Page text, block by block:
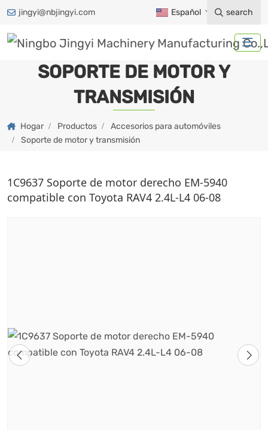
jingyi@nbjingyi.com Español search
SOPORTE DE MOTOR Y
TRANSMISIÓN
Hogar Productos
Accesorios para automóviles
Soporte de motor y transmisión
1C9637 Soporte de motor derecho EM-5940
compatible con Toyota RAV4 2.4L-L4 06-08